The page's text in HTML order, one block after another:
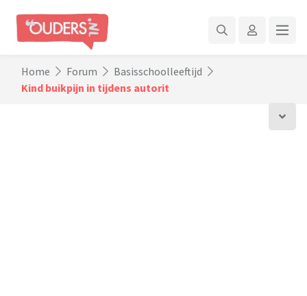
Home Forum
Basisschoolleeftijd
Kind buikpijn in tijdens autorit